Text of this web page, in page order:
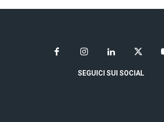
SEGUICI SUI SOCIAL